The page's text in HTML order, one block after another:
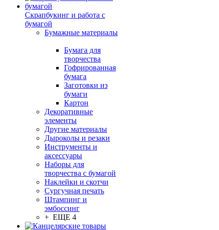
Скрапбукинг и работа с
бумагой
Бумажные материалы
Бумага для
творчества
Гофрированная
бумага
Заготовки из
бумаги
Картон
Декоративные
элементы
Другие материалы
Дыроколы и резаки
Инструменты и
аксессуары
Наборы для
творчества с бумагой
Наклейки и скотчи
Сургучная печать
Штампинг и
эмбоссинг
+ ЕЩЕ 4